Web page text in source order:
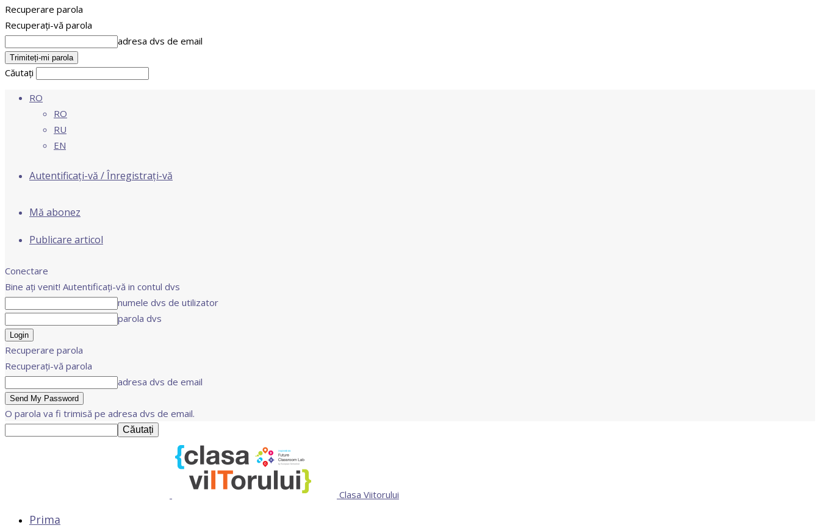
Recuperare parola
Recuperați-vă parola
adresa dvs de email
Căutați
RO
RO
RU
EN
Autentificați-vă / Înregistrați-vă
Mă abonez
Publicare articol
Conectare
Bine ați venit! Autentificați-vă in contul dvs
numele dvs de utilizator
parola dvs
Recuperare parola
Recuperați-vă parola
adresa dvs de email
O parola va fi trimisă pe adresa dvs de email.
Clasa Viitorului
Prima